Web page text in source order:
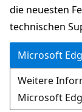
die neuesten
technischen
Microsoft
Weitere
Microsoft